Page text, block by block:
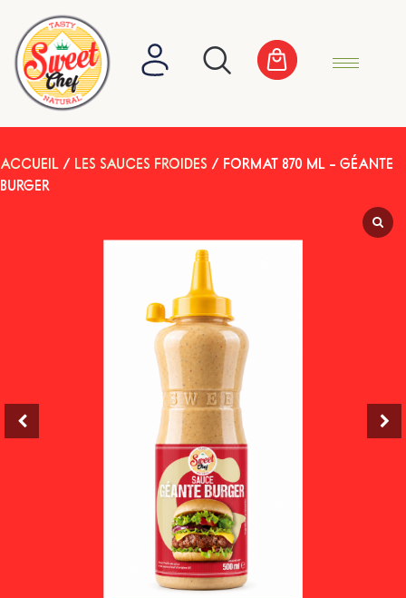
ACCUEIL / LES SAUCES FROIDES / FORMAT 870 ML – GÉANTE
BURGER